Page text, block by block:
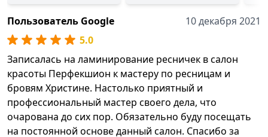
Пользователь Google
10 декабря 2021
5.0
Записалась на ламинирование ресничек в салон
красоты Перфекшион к мастеру по ресницам и
бровям Христине. Настолько приятный и
профессиональный мастер своего дела, что
очарована до сих пор. Обязательно буду посещать
на постоянной основе данный салон. Спасибо за